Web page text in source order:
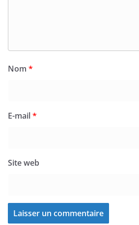
Nom *
E-mail*
Site web